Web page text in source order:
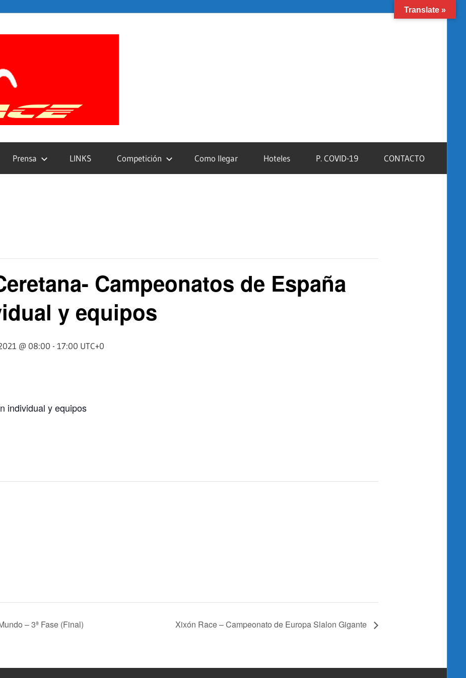
Prensa LINKS Competición Como llegar Hoteles P. COVID-19 CONTACTO
Campeonatos de España
y equipos
@ 08:00 - 17:00 UTC+0
individual y equipos
– 3ª Fase (Final) Xixón Race – Campeonato de Europa Slalon Gigante
Translate »